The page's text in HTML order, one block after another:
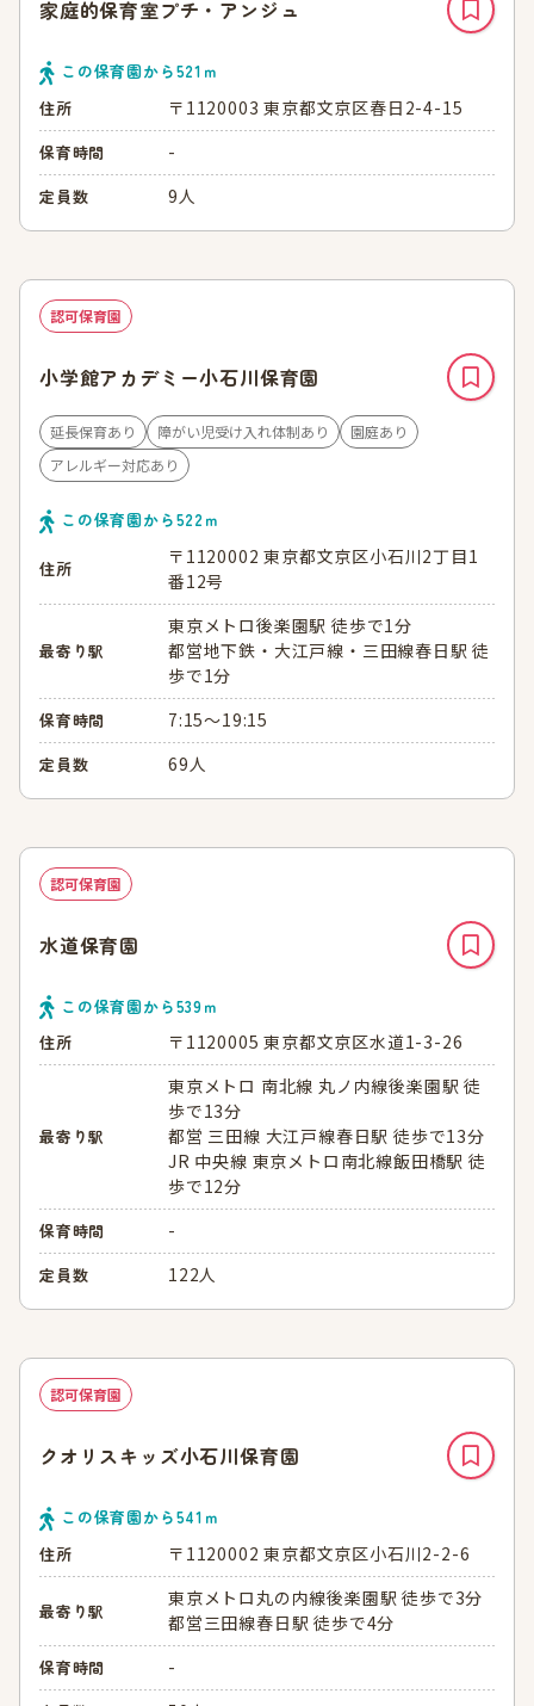
家庭的保育室プチ・アンジュ
この保育園から521 ｍ
住所
〒1120003 東京都文京区春日2-4-15
保育時間 -
定員数 9人
認可保育園
小学館アカデミー小石川保育園
延長保育あり 障がい児受け入れ体制あり
園庭あり
アレルギー対応あり
この保育園から522ｍ
住所
〒1120002 東京都文京区小石川2丁目1
番12号
最寄り駅
東京メトロ後楽園駅 徒歩で1分
都営地下鉄・大江戸線・三田線春日駅 徒
歩で1分
保育時間 7:15～19:15
定員数 69人
認可保育園
水道保育園
この保育園から539ｍ
住所
〒1120005 東京都文京区水道1-3-26
最寄り駅
東京メトロ 南北線 丸ノ内線後楽園駅 徒
歩で13分
都営 三田線 大江戸線春日駅 徒歩で13分
JR 中央線 東京メトロ南北線飯田橋駅 徒
歩で12分
保育時間 -
定員数 122人
認可保育園
クオリスキッズ小石川保育園
この保育園から541 ｍ
住所
〒1120002 東京都文京区小石川2-2-6
最寄り駅
東京メトロ丸の内線後楽園駅 徒歩で3分
都営三田線春日駅 徒歩で4分
保育時間 -